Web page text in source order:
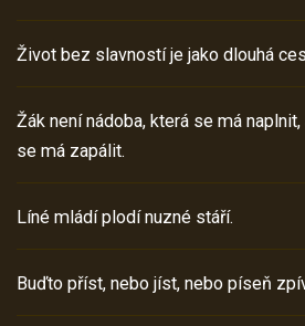
Život bez slavností je jako dlouhá
Žák není nádoba, která se má
se má zapálit.
Líné mládí plodí nuzné stáří.
Buďto příst, nebo jíst, nebo píseň